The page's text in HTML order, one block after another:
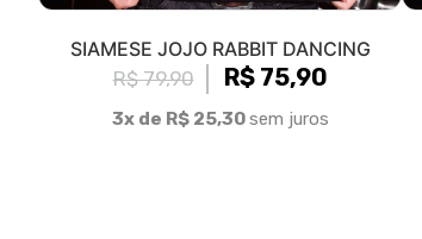
SIAMESE JOJO RABBIT DANCING
R$ 79,90
R$ 75,90
3x de R$ 25,30sem juros